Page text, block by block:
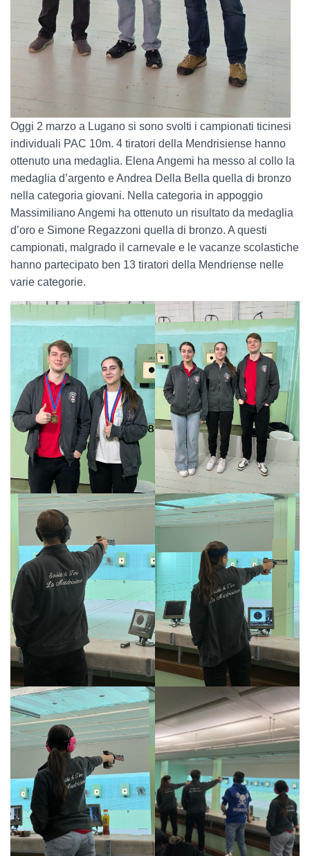
Oggi 2 marzo a Lugano si sono svolti i campionati ticinesi
individuali PAC 10m. 4 tiratori della Mendrisiense hanno
ottenuto una medaglia. Elena Angemi ha messo al collo la
medaglia d’argento e Andrea Della Bella quella di bronzo
nella categoria giovani. Nella categoria in appoggio
Massimiliano Angemi ha ottenuto un risultato da medaglia
d’oro e Simone Regazzoni quella di bronzo. A questi
campionati, malgrado il carnevale e le vacanze scolastiche
hanno partecipato ben 13 tiratori della Mendriense nelle
varie categorie.